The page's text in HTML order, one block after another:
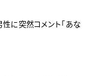
性に突然コメント「あな